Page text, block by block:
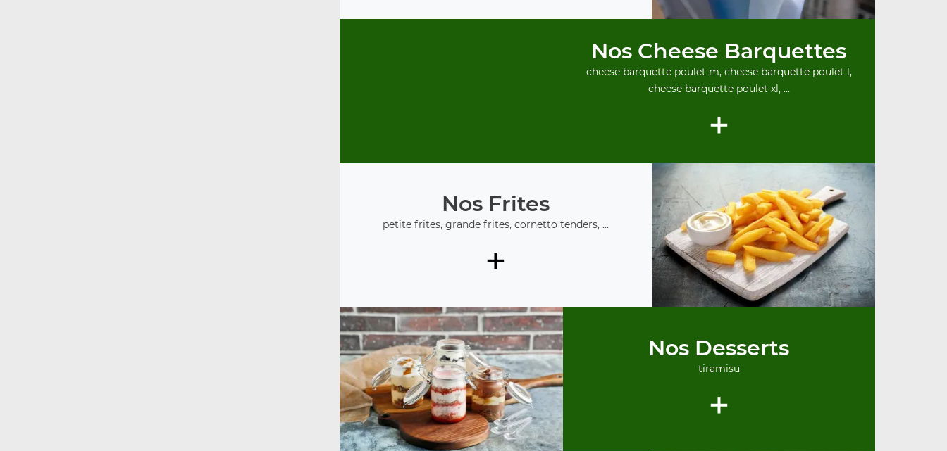
Nos Cheese Barquettes
cheese barquette poulet m, cheese barquette poulet l,
cheese barquette poulet xl, ...
+
Nos Frites
petite frites, grande frites, cornetto tenders, ...
+
Nos Desserts
tiramisu
+